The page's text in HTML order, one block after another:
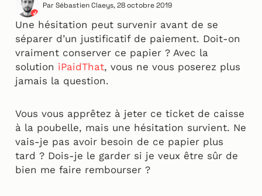
Par Sébastien Claeys,28 octobre 2019
Une hésitation peut survenir avant de se
séparer d’un justificatif de paiement. Doit-on
vraiment conserver ce papier ? Avec la
solution iPaidThat, vous ne vous poserez plus
jamais la question.
Vous vous apprêtez à jeter ce ticket de caisse
à la poubelle, mais une hésitation survient. Ne
vais-je pas avoir besoin de ce papier plus
tard ? Dois-je le garder si je veux être sûr de
bien me faire rembourser ?